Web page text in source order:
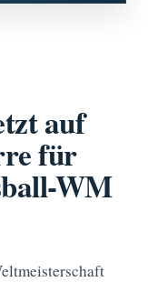
auf
für
WM